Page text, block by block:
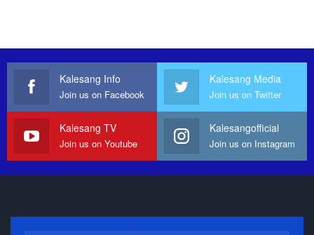
Kalesang Info
Join us on Facebook
Kalesang Media
Join us on Twitter
Kalesang TV
Join us on Youtube
Kalesangofficial
Join us on Instagram